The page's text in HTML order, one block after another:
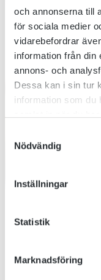
och annonserna till
för sociala medier
vidarebefordrar
information från din
annons- och
Dessa kan i sin tur
information som du
Nödvändig
Inställningar
Statistik
Marknadsföring
UNG
2023-05-12
Den 12-14 maj hålls
festival där ungas
från årets
visas. I ett